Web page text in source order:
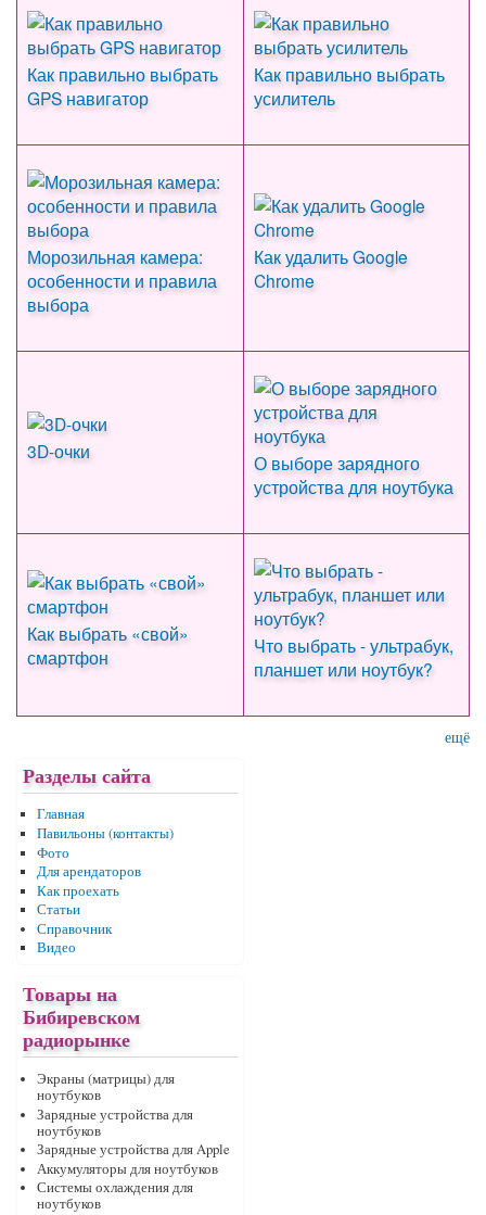
Как правильно выбрать
GPS навигатор
Как правильно выбрать
усилитель
Морозильная камера:
особенности и правила
выбора
Как удалить Google
Chrome
3D-очки
О выборе зарядного
устройства для ноутбука
Как выбрать «свой»
смартфон
Что выбрать - ультрабук,
планшет или ноутбук?
ещё
Разделы сайта
Главная
Павильоны (контакты)
Фото
Для арендаторов
Как проехать
Статьи
Справочник
Видео
Товары на
Бибиревском
радиорынке
Экраны (матрицы) для
ноутбуков
Зарядные устройства для
ноутбуков
Зарядные устройства для Apple
Аккумуляторы для ноутбуков
Системы охлаждения для
ноутбуков